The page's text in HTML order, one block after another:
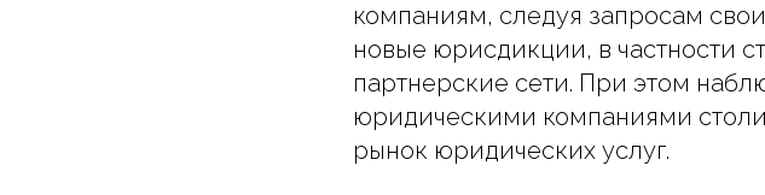
компаниям, следуя запросам
новые юрисдикции, в частности
партнерские сети. При этом
юридическими компаниями
рынок юридических услуг.